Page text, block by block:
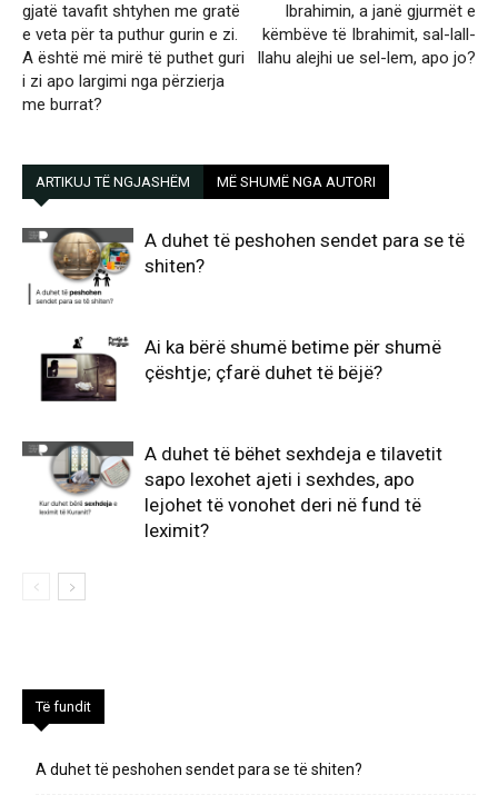
gjatë tavafit shtyhen me gratë
e veta për ta puthur gurin e zi.
A është më mirë të puthet guri
i zi apo largimi nga përzierja
me burrat?
Ibrahimin, a janë gjurmët e
këmbëve të Ibrahimit, sal-lall-
llahu alejhi ue sel-lem, apo jo?
ARTIKUJ TË NGJASHËM MË SHUMË NGA AUTORI
A duhet të peshohen sendet para se të
shiten?
Ai ka bërë shumë betime për shumë
çështje; çfarë duhet të bëjë?
A duhet të bëhet sexhdeja e tilavetit
sapo lexohet ajeti i sexhdes, apo
lejohet të vonohet deri në fund të
leximit?
Të fundit
A duhet të peshohen sendet para se të shiten?